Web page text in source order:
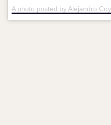
A photo posted by Alejandro